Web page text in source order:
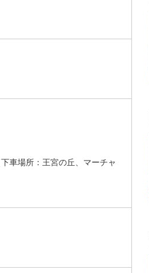
車場所：王宮の丘、マーチャ